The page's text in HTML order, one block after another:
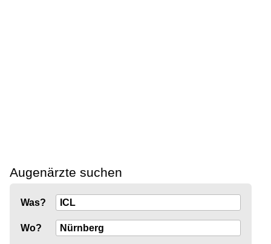
Augenärzte suchen
Was?
Wo?